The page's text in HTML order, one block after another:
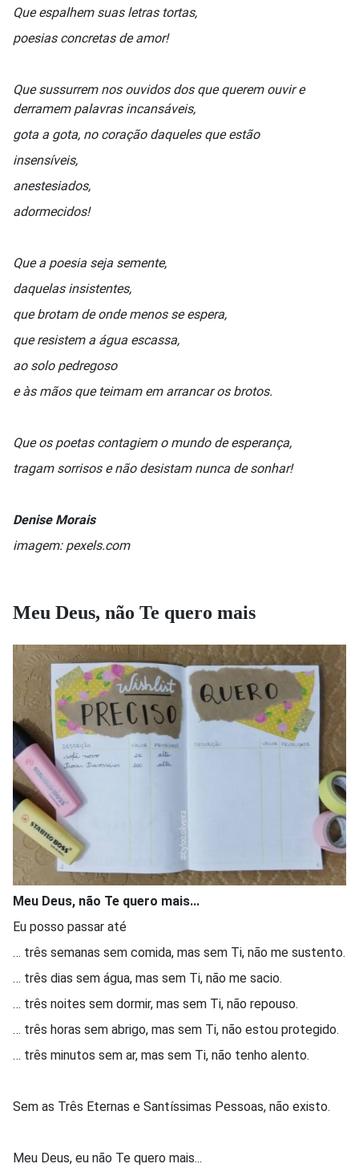
Que espalhem suas letras tortas,
poesias concretas de amor!
Que sussurrem nos ouvidos dos que querem ouvir e
derramem palavras incansáveis,
gota a gota, no coração daqueles que estão
insensíveis,
anestesiados,
adormecidos!
Que a poesia seja semente,
daquelas insistentes,
que brotam de onde menos se espera,
que resistem a água escassa,
ao solo pedregoso
e às mãos que teimam em arrancar os brotos.
Que os poetas contagiem o mundo de esperança,
tragam sorrisos e não desistam nunca de sonhar!
Denise Morais
imagem: pexels.com
Meu Deus, não Te quero mais
Meu Deus, não Te quero mais...
Eu posso passar até
… três semanas sem comida, mas sem Ti, não me sustento.
… três dias sem água, mas sem Ti, não me sacio.
… três noites sem dormir, mas sem Ti, não repouso.
… três horas sem abrigo, mas sem Ti, não estou protegido.
… três minutos sem ar, mas sem Ti, não tenho alento.
Sem as Três Eternas e Santíssimas Pessoas, não existo.
Meu Deus, eu não Te quero mais...